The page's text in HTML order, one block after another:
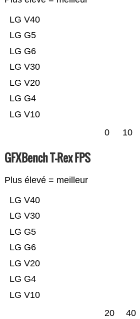
LG V10
LG G4
LG V20
LG V30
LG G6
LG G5
LG V40
0 10
GFXBench T-Rex FPS
Plus élevé = meilleur
LG V10
LG G4
LG V20
LG G6
LG G5
LG V30
LG V40
20 40